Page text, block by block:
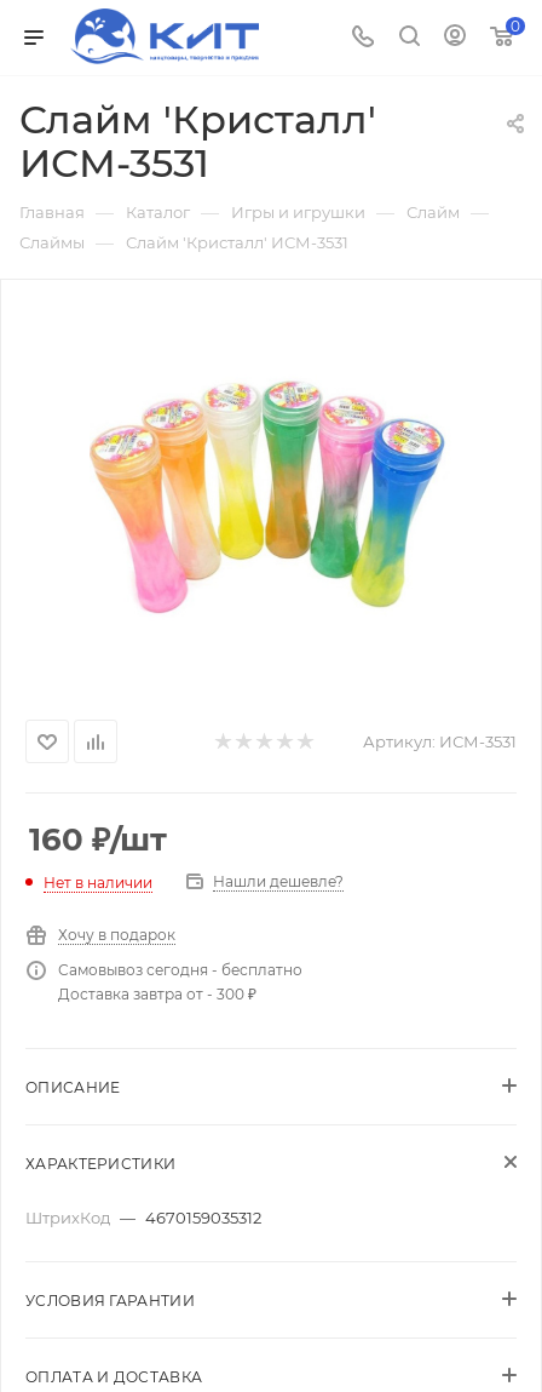
0
Слайм 'Кристалл'
ИСМ-3531
Главная — Каталог — Игры и игрушки — Слайм —
Слаймы — Слайм 'Кристалл' ИСМ-3531
Артикул: ИСМ-3531
160 ₽/шт
Нет в наличии Нашли дешевле?
Хочу в подарок
Самовывоз сегодня - бесплатно
Доставка завтра от - 300 ₽
ОПИСАНИЕ
ХАРАКТЕРИСТИКИ
ШтрихКод — 4670159035312
УСЛОВИЯ ГАРАНТИИ
ОПЛАТА И ДОСТАВКА